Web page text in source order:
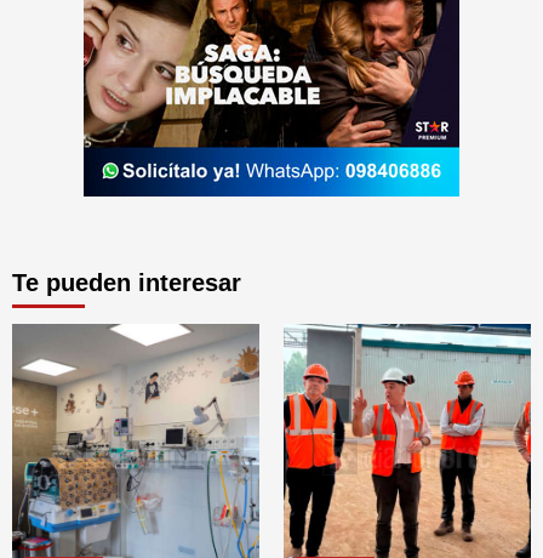
Te pueden interesar